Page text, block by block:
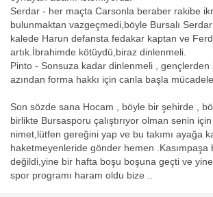
Serdar - her maçta Carsonla beraber rakibe
bulunmaktan vazgeçmedi,böyle Bursalı
kalede Harun defansta fedakar kaptan ve
artık.İbrahimde kötüydü,biraz dinlenmeli.
Pinto - Sonsuza kadar dinlenmeli , gençlerden
azından forma hakkı için canla başla
Son sözde sana Hocam , böyle bir şehirde ,
birlikte Bursasporu çalıştırıyor olman senin
nimet,lütfen gereğini yap ve bu takımı ayağa
haketmeyenleride gönder hemen .Kasımpaşa
değildi,yine bir hafta boşu boşuna geçti ve
spor programı haram oldu bize ..